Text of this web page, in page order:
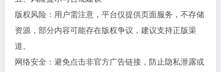
版权风险：用户需注意，平台仅提供页面服务，不存储
资源，部分内容可能存在版权争议，建议支持正版渠
道。
网络安全：避免点击非官方广告链接，防止隐私泄露或